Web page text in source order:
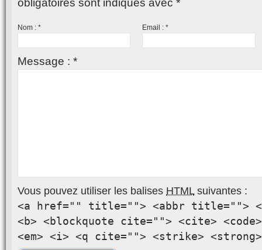
obligatoires sont indiqués avec *
Nom : * Email :*
Message : *
Vous pouvez utiliser les balises HTMLsuivantes :
<a href="" title=""> <abbr title="">
<b> <blockquote cite=""> <cite>
<em> <i> <q cite=""> <strike> <strong>